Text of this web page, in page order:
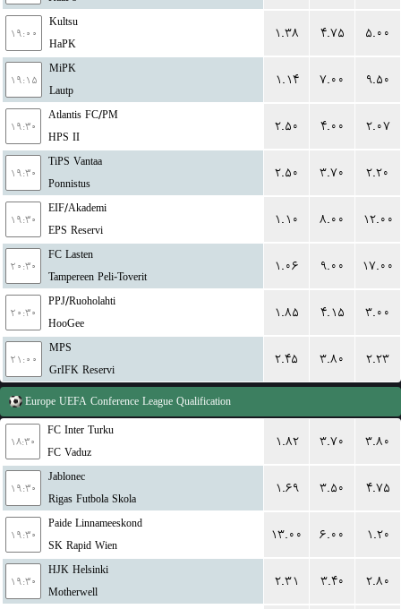
۱۹:۰۰
Kultsu
HaPK
۱.۳۸ ۴.۷۵ ۵.۰۰
۱۹:۱۵
MiPK
Lautp
۱.۱۴ ۷.۰۰ ۹.۵۰
۱۹:۳۰
Atlantis FC/PM
HPS II
۲.۵۰ ۴.۰۰ ۲.۰۷
۱۹:۳۰
TiPS Vantaa
Ponnistus
۲.۵۰ ۳.۷۰ ۲.۲۰
۱۹:۳۰
EIF/Akademi
EPS Reservi
۱.۱۰ ۸.۰۰ ۱۲.۰۰
۲۰:۳۰
FC Lasten
Tampereen Peli-Toverit
۱.۰۶ ۹.۰۰ ۱۷.۰۰
۲۰:۳۰
PPJ/Ruoholahti
HooGee
۱.۸۵ ۴.۱۵ ۳.۰۰
۲۱:۰۰
MPS
GrIFK Reservi
۲.۴۵ ۳.۸۰ ۲.۲۳
Europe UEFA Conference League Qualification
۱۸:۳۰
FC Inter Turku
FC Vaduz
۱.۸۲ ۳.۷۰ ۳.۸۰
۱۹:۳۰
Jablonec
Rigas Futbola Skola
۱.۶۹ ۳.۵۰ ۴.۷۵
۱۹:۳۰
Paide Linnameeskond
SK Rapid Wien
۱۳.۰۰ ۶.۰۰ ۱.۲۰
۱۹:۳۰
HJK Helsinki
Motherwell
۲.۳۱ ۳.۴۰ ۲.۸۰